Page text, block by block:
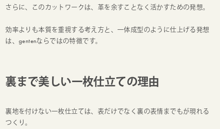
さらに、このカットワークは、革を余すことなく活かすための発想。
効率よりも本質を重視する考え方と、一体成型のように仕上げる発想
は、gentenならではの特徴です。
裏まで美しい一枚仕立ての理由
裏地を付けない一枚仕立ては、表だけでなく裏の表情までもが現れる
つくり。